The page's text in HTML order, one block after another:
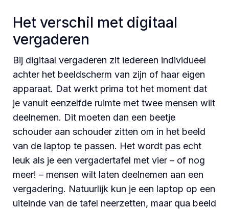
Het verschil met digitaal
vergaderen
Bij digitaal vergaderen zit iedereen individueel
achter het beeldscherm van zijn of haar eigen
apparaat. Dat werkt prima tot het moment dat
je vanuit eenzelfde ruimte met twee mensen wilt
deelnemen. Dit moeten dan een beetje
schouder aan schouder zitten om in het beeld
van de laptop te passen. Het wordt pas echt
leuk als je een vergadertafel met vier – of nog
meer! – mensen wilt laten deelnemen aan een
vergadering. Natuurlijk kun je een laptop op een
uiteinde van de tafel neerzetten, maar qua beeld